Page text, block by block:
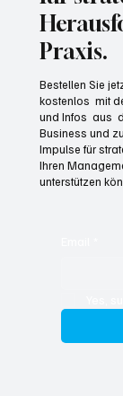
Praxis.
Bestellen Sie
kostenlos mit
und Infos aus
Business und
Impulse für
Ihren
unterstützen